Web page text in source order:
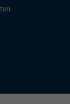
Investment
oder
infolge